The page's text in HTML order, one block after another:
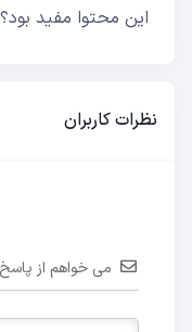
این محتوا مفید بود؟
نظرات کاربران
می خواهم از